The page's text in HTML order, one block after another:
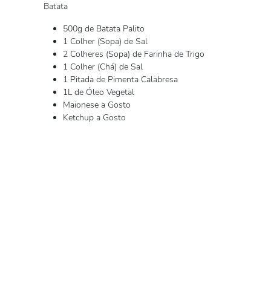
Batata
500g de Batata Palito
1 Colher (Sopa) de Sal
2 Colheres (Sopa) de Farinha de Trigo
1 Colher (Chá) de Sal
1 Pitada de Pimenta Calabresa
1L de Óleo Vegetal
Maionese a Gosto
Ketchup a Gosto